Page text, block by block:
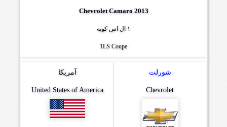
Chevrolet Camaro 2013
۱ ال اس کوپه
1LS Coupe
شورلت
Chevrolet
آمریکا
United States of America